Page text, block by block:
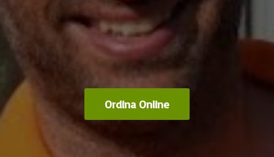
Ordina Online